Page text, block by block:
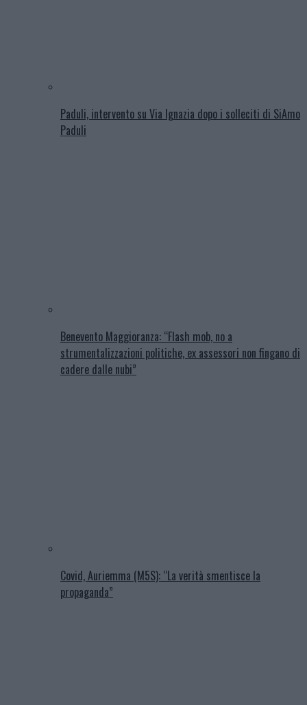
Paduli, intervento su Via Ignazia dopo i solleciti di SiAmo
Paduli
Benevento Maggioranza: “Flash mob, no a
strumentalizzazioni politiche, ex assessori non fingano di
cadere dalle nubi”
Covid, Auriemma (M5S): “La verità smentisce la
propaganda”